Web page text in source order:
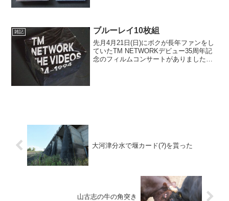
雑記 ブルーレイ10枚組
先月4月21日(日)にボクが長年ファンをし
ていたTM NETWORKデビュー35周年記
念のフィルムコンサートがありましたそ
大河津分水で堰カード(?)を貰った
山古志の牛の角突き